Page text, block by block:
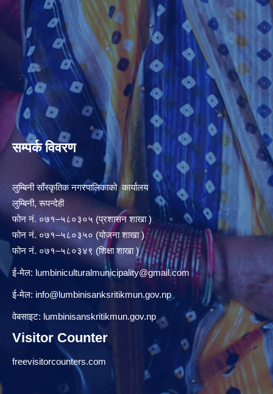
सम्पर्क विवरण
लुम्बिनी साँस्कृतिक नगरपालिकाको कार्यालय
लुम्बिनी, रूपन्देही
फोन नं. ०७१–५८०३०५ (प्रशासन शाखा )
फोन नं. ०७१–५८०३५० (योजना शाखा )
फोन नं. ०७१–५८०३४९ (शिक्षा शाखा )
ई-मेल: lumbiniculturalmunicipality@gmail.com
ई-मेल: info@lumbinisanksritikmun.gov.np
वेबसाइट: lumbinisanskritikmun.gov.np
Visitor Counter
freevisitorcounters.com